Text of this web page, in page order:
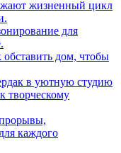
жизненный цикл
для
дом, чтобы
в уютную студию
творческому
каждого